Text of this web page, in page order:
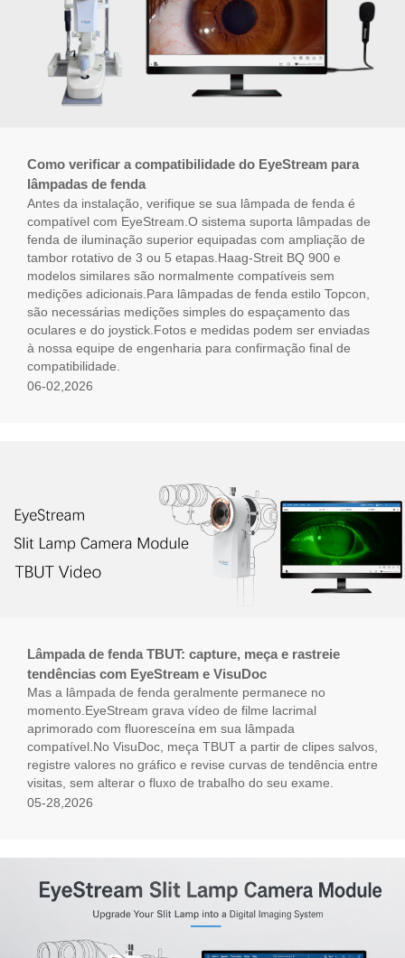
Como verificar a compatibilidade do EyeStream para
lâmpadas de fenda
Antes da instalação, verifique se sua lâmpada de fenda é
compatível com EyeStream.O sistema suporta lâmpadas de
fenda de iluminação superior equipadas com ampliação de
tambor rotativo de 3 ou 5 etapas.Haag-Streit BQ 900 e
modelos similares são normalmente compatíveis sem
medições adicionais.Para lâmpadas de fenda estilo Topcon,
são necessárias medições simples do espaçamento das
oculares e do joystick.Fotos e medidas podem ser enviadas
à nossa equipe de engenharia para confirmação final de
compatibilidade.
06-02,2026
Lâmpada de fenda TBUT: capture, meça e rastreie
tendências com EyeStream e VisuDoc
Mas a lâmpada de fenda geralmente permanece no
momento.EyeStream grava vídeo de filme lacrimal
aprimorado com fluoresceína em sua lâmpada
compatível.No VisuDoc, meça TBUT a partir de clipes salvos,
registre valores no gráfico e revise curvas de tendência entre
visitas, sem alterar o fluxo de trabalho do seu exame.
05-28,2026